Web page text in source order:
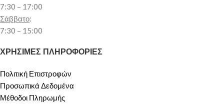
7:30 – 17:00
Σάββατο:
7:30 – 15:00
ΧΡΗΣΙΜΕΣ ΠΛΗΡΟΦΟΡΙΕΣ
Πολιτική Επιστροφών
Προσωπικά Δεδομένα
Μέθοδοι Πληρωμής